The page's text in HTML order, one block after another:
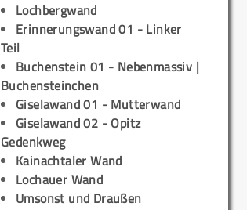
Lochbergwand
Erinnerungswand 01 - Linker
Teil
Buchenstein 01 - Nebenmassiv |
Buchensteinchen
Giselawand 01 - Mutterwand
Giselawand 02 - Opitz
Gedenkweg
Kainachtaler Wand
Lochauer Wand
Umsonst und Draußen